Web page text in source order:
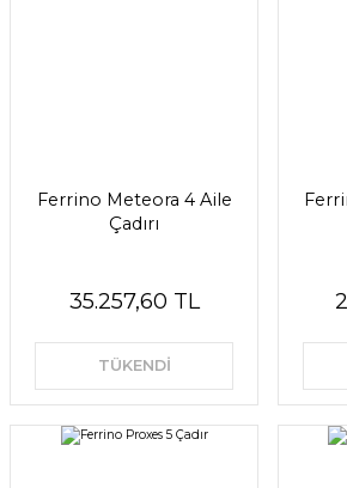
Ferrino Meteora 4 Aile
Çadırı
35.257,60 TL
TÜKENDİ